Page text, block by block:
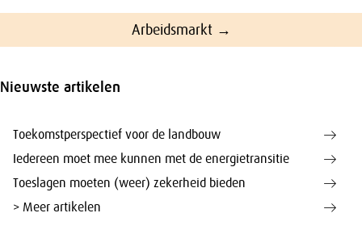
Arbeidsmarkt →
Nieuwste artikelen
Toekomstperspectief voor de landbouw
Iedereen moet mee kunnen met de energietransitie
Toeslagen moeten (weer) zekerheid bieden
> Meer artikelen